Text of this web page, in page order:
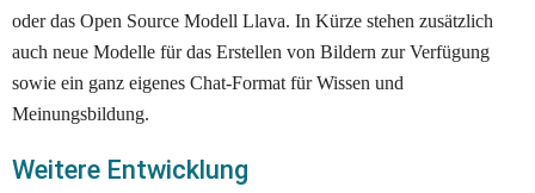
oder das Open Source Modell Llava. In Kürze stehen zusätzlich
auch neue Modelle für das Erstellen von Bildern zur Verfügung
sowie ein ganz eigenes Chat-Format für Wissen und
Meinungsbildung.
Weitere Entwicklung